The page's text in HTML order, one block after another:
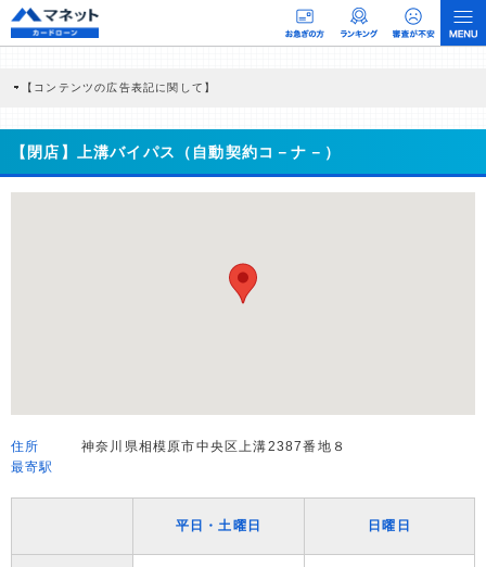
【コンテンツの広告表記に関して】
商品を根拠なくPRするものではなく、当編集部の調査／ユーザーへの口コミ収集な
どに基づき、公平性を担保した情報提供を行っています。
>提携企業一覧
【閉店】上溝バイパス（自動契約コ－ナ－）
住所
神奈川県相模原市中央区上溝2387番地８
最寄駅
平日・土曜日 日曜日